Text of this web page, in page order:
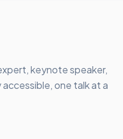
keynote speaker,
one talk at a